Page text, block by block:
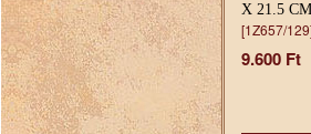
X 21.5 CM
[1Z657/
9.600 Ft